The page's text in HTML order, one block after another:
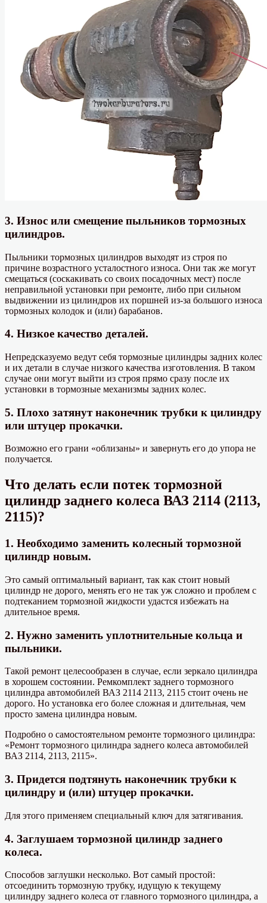
3. Износ или смещение пыльников тормозных
цилиндров.
Пыльники тормозных цилиндров выходят из строя по
причине возрастного усталостного износа. Они так же могут
смещаться (соскакивать со своих посадочных мест) после
неправильной установки при ремонте, либо при сильном
выдвижении из цилиндров их поршней из-за большого износа
тормозных колодок и (или) барабанов.
4. Низкое качество деталей.
Непредсказуемо ведут себя тормозные цилиндры задних колес
и их детали в случае низкого качества изготовления. В таком
случае они могут выйти из строя прямо сразу после их
установки в тормозные механизмы задних колес.
5. Плохо затянут наконечник трубки к цилиндру
или штуцер прокачки.
Возможно его грани «облизаны» и завернуть его до упора не
получается.
Что делать если потек тормозной
цилиндр заднего колеса ВАЗ 2114 (2113,
2115)?
1. Необходимо заменить колесный тормозной
цилиндр новым.
Это самый оптимальный вариант, так как стоит новый
цилиндр не дорого, менять его не так уж сложно и проблем с
подтеканием тормозной жидкости удастся избежать на
длительное время.
2. Нужно заменить уплотнительные кольца и
пыльники.
Такой ремонт целесообразен в случае, если зеркало цилиндра
в хорошем состоянии. Ремкомплект заднего тормозного
цилиндра автомобилей ВАЗ 2114 2113, 2115 стоит очень не
дорого. Но установка его более сложная и длительная, чем
просто замена цилиндра новым.
Подробно о самостоятельном ремонте тормозного цилиндра:
«Ремонт тормозного цилиндра заднего колеса автомобилей
ВАЗ 2114, 2113, 2115».
3. Придется подтянуть наконечник трубки к
цилиндру и (или) штуцер прокачки.
Для этого применяем специальный ключ для затягивания.
4. Заглушаем тормозной цилиндр заднего
колеса.
Способов заглушки несколько. Вот самый простой:
отсоединить тормозную трубку, идущую к текущему
цилиндру заднего колеса от главного тормозного цилиндра, а